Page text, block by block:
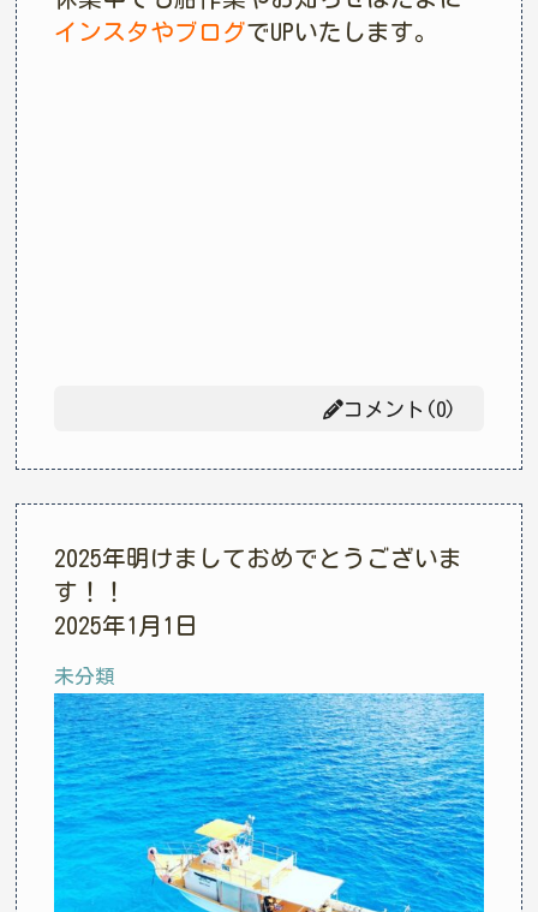
インスタやブログでUPいたします。
コメント(0)
2025年明けましておめでとうございま
す！！
2025年1月1日
未分類